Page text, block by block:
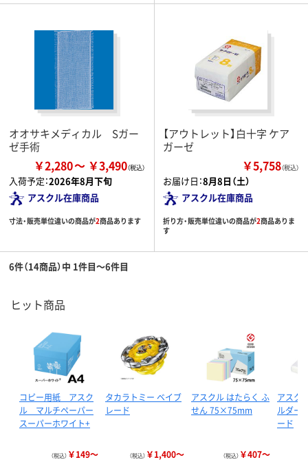
オオサキメディカル Sガー
ゼ手術
￥2,280 ￥3,490
入荷予定：2026年8月下旬
アスクル在庫商品
寸法・販売単位違いの商品が2商品あります
【アウトレット】白十字 ケア
ガーゼ
￥5,758（税込）
お届け日：8月8日（土）
アスクル在庫商品
折り方・販売単位違いの商品が2商品ありま
す
6件（14商品）中 1件目～6件目
ヒット商品
コピー用紙 アスク
ル マルチペーパー
スーパーホワイト+
（税込） ￥149～
タカラトミー ベイブ
レード
（税込） ￥1,400～
アスクル はたらく ふ
せん 75×75mm
（税込） ￥407～
アスク
ルダー
ード